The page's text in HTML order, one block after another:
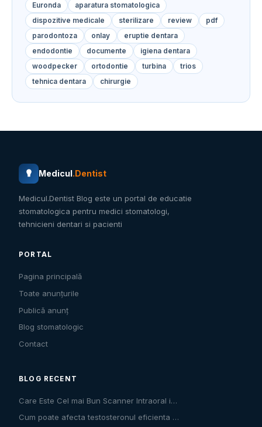
Euronda
aparatura stomatologica
dispozitive medicale
sterilizare review
pdf
parodontoza
onlay
eruptie dentara
endodontie
documente
igiena dentara
woodpecker
ortodontie turbina
trios
tehnica dentara
chirurgie
Medicul .Dentist
Medicul.Dentist Blog este un portal de educatie
stomatologica pentru medici stomatologi,
tehnicieni dentari si pacienti
PORTAL
Pagina principală
Toate anunțurile
Publică anunț
Blog stomatologic
Contact
BLOG RECENT
Care Este Cel mai Bun Scanner Intraoral i…
Cum poate afecta testosteronul eficienta …